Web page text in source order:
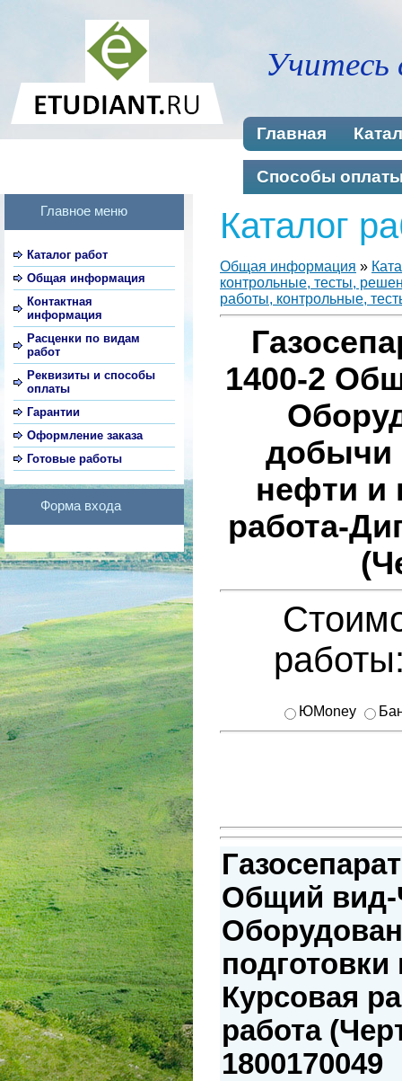
Учитесь
Главная
Способы
Главное меню
Каталог работ
Общая информация
Контактная
информация
Расценки по видам
работ
Реквизиты и способы
оплаты
Гарантии
Оформление заказа
Готовые работы
Форма входа
Каталог
Общая информация »
контрольные, тесты,
работы, контрольные,
1400-2
добычи
нефти и
работа-
ЮMoney
Общий вид-
подготовки
Курсовая
работа
1800170049